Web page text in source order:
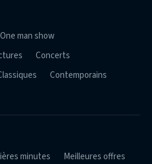
man show
Concerts
Contemporains
minutes
Meilleures offres